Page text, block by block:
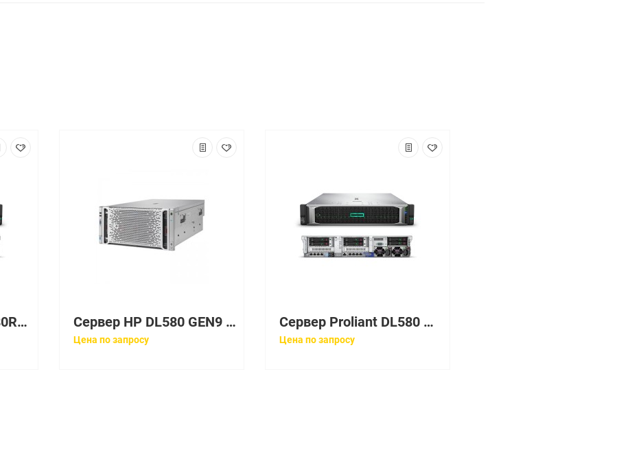
Сервер Proliant DL580R07 E7-4870 10-core 4P SAS (4x2,4(30mb)/16x8GbR2D(8xE7 memory boards)/no SFFHDD(8)/P410iwFBWC(1Gb/RAID5/5+0/1+0/1/0)/4xGigNIC/DVD/4xRPS1200Plat/iLo3 with ICE) Сервер HP DL580 GEN9 E7-4850V4 4P 128GB SVR [816816-B21]
Цена по запросу
Сервер Proliant DL580 Gen10 Gold 6148 Rack(4U)/4xXeon20C 2.4GHz(27,5Mb)/8x16GbR1D_2666/P408i-pFBWC(2Gb/RAID 0/1/10/5/50/6/60)/noHDD(8/ 48up)SFF/12HPFans/OVadv/2x10Gb535FLR-T/16xPCIe/EasyRK+CMA/ 4x1600W
Цена по запросу